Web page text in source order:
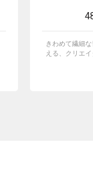
きわめて繊細
える、クリエ